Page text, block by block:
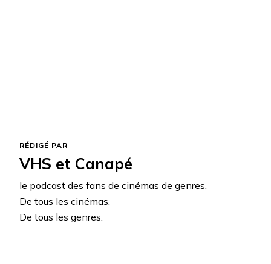
RÉDIGÉ PAR
VHS et Canapé
le podcast des fans de cinémas de genres.
De tous les cinémas.
De tous les genres.